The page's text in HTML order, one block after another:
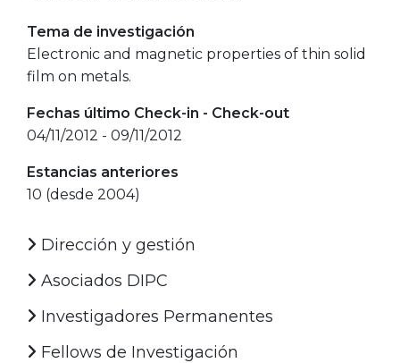
Tema de investigación
Electronic and magnetic properties of thin solid
film on metals.
Fechas último Check-in - Check-out
04/11/2012 - 09/11/2012
Estancias anteriores
10 (desde 2004)
Dirección y gestión
Asociados DIPC
Investigadores Permanentes
Fellows de Investigación